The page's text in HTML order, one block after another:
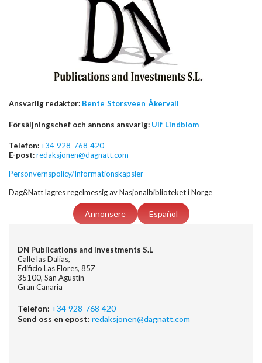
Ansvarlig redaktør: Bente Storsveen Åkervall
Försäljningschef och annons ansvarig: Ulf Lindblom
Telefon:+34 928 768 420
E-post:redaksjonen@dagnatt.com
Personvernspolicy/Informationskapsler
Dag&Natt lagres regelmessig av Nasjonalbiblioteket i Norge
Annonsere Español
DN Publications and Investments S.L
Calle las Dalias,
Edificio Las Flores, 85Z
35100, San Agustin
Gran Canaria
Telefon: +34 928 768 420
Send oss en epost: redaksjonen@dagnatt.com